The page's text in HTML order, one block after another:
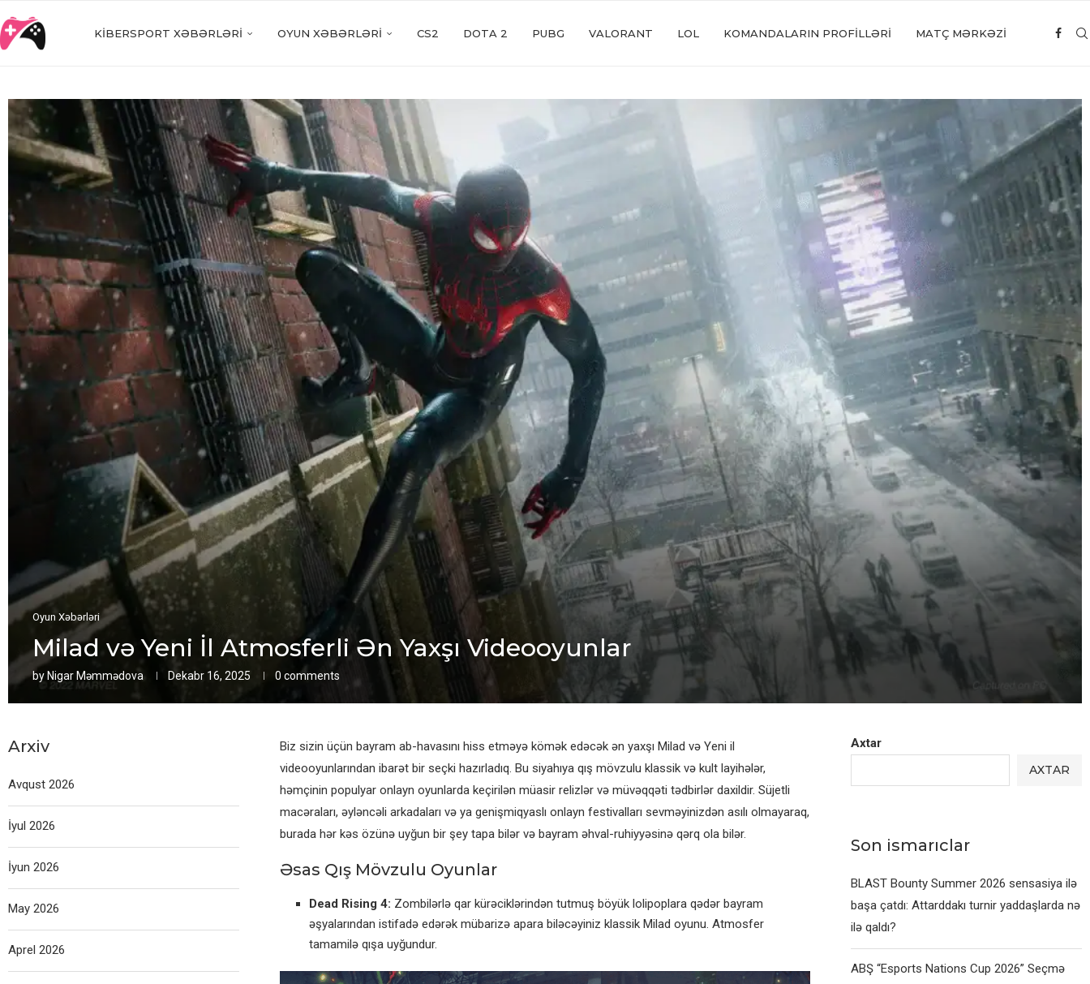
KIBERSPORT XƏBƏRLƏRI OYUN XƏBƏRLƏRI CS2 DOTA 2 PUBG VALORANT LOL KOMANDALARIN PROFILLƏRI MATÇ MƏRKƏZİ
Oyun Xəbərləri
Milad və Yeni İl Atmosferli Ən Yaxşı Videooyunlar
by Nigar Məmmədova Dekabr 16, 2025 0 comments
Biz sizin üçün bayram ab-havasını hiss etməyə kömək edəcək ən yaxşı Milad və Yeni il
videooyunlarından ibarət bir seçki hazırladıq. Bu siyahıya qış mövzulu klassik və kult layihələr,
həmçinin populyar onlayn oyunlarda keçirilən müasir relizlər və müvəqqəti tədbirlər daxildir. Süjetli
macəraları, əyləncəli arkadaları və ya genişmiqyaslı onlayn festivalları sevməyinizdən asılı olmayaraq,
burada hər kəs özünə uyğun bir şey tapa bilər və bayram əhval-ruhiyyəsinə qərq ola bilər.
Əsas Qış Mövzulu Oyunlar
Dead Rising 4: Zombilərlə qar kürəciklərindən tutmuş böyük lolipoplara qədər bayram
əşyalarından istifadə edərək mübarizə apara biləcəyiniz klassik Milad oyunu. Atmosfer
tamamilə qışa uyğundur.
Axtar
AXTAR
Son ismarıclar
BLAST Bounty Summer 2026 sensasiya ilə
başa çatdı: Attarddakı turnir yaddaşlarda nə
ilə qaldı?
ABŞ “Esports Nations Cup 2026” Seçmə
Arxiv
Avqust 2026
İyul 2026
İyun 2026
May 2026
Aprel 2026